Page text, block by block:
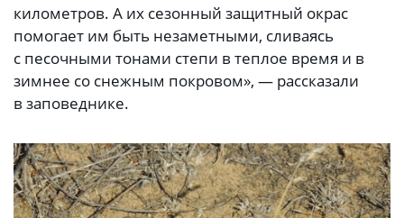
километров. А их сезонный защитный окрас
помогает им быть незаметными, сливаясь
с песочными тонами степи в теплое время и в
зимнее со снежным покровом», — рассказали
в заповеднике.